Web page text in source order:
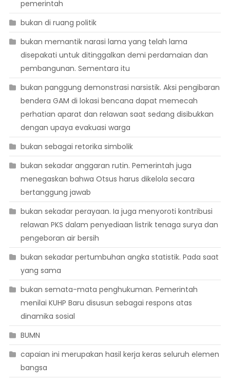
pemerintah
bukan di ruang politik
bukan memantik narasi lama yang telah lama
disepakati untuk ditinggalkan demi perdamaian dan
pembangunan. Sementara itu
bukan panggung demonstrasi narsistik. Aksi pengibaran
bendera GAM di lokasi bencana dapat memecah
perhatian aparat dan relawan saat sedang disibukkan
dengan upaya evakuasi warga
bukan sebagai retorika simbolik
bukan sekadar anggaran rutin. Pemerintah juga
menegaskan bahwa Otsus harus dikelola secara
bertanggung jawab
bukan sekadar perayaan. Ia juga menyoroti kontribusi
relawan PKS dalam penyediaan listrik tenaga surya dan
pengeboran air bersih
bukan sekadar pertumbuhan angka statistik. Pada saat
yang sama
bukan semata-mata penghukuman. Pemerintah
menilai KUHP Baru disusun sebagai respons atas
dinamika sosial
BUMN
capaian ini merupakan hasil kerja keras seluruh elemen
bangsa